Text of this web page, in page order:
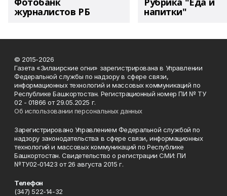
журналистов РБ напитки"
© 2015-2026
Газета «Зилаирские огни» зарегистрирована в Управлении
Федеральной службы по надзору в сфере связи,
информационных технологий и массовых коммуникаций по
Республике Башкортостан. Регистрационный номер ПИ № ТУ
02 - 01866 от 29.05.2025 г.
Об использовании персональных данных
Зарегистрировано Управлением Федеральной службой по
надзору законодательства в сфере связи, информационных
технологий и массовых коммуникаций по Республике
Башкортостан. Свидетельство о регистрации СМИ: ПИ
№ТУ02-01423 от 26 августа 2015 г.
Телефон
(347) 522-14-32